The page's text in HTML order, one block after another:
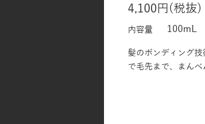
4,100円(税抜)
内容量 100mL
髪のボンディング
で毛先まで、まんべ